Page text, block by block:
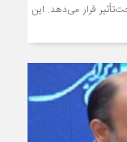
قرار می‌دهد. این